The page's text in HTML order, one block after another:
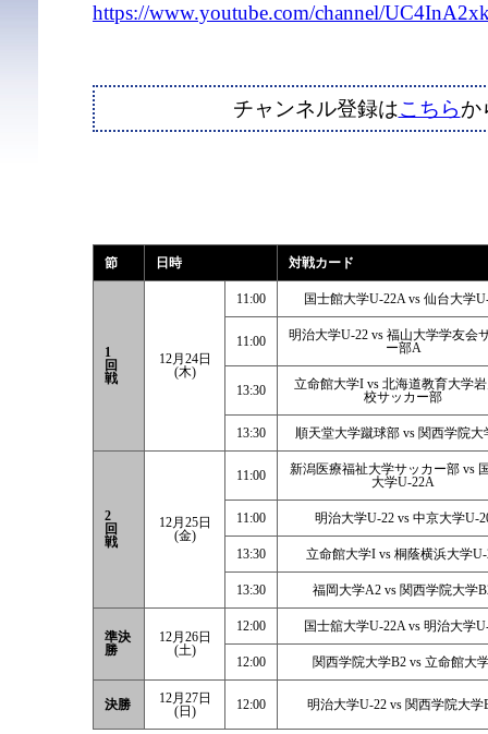
https://www.youtube.com/channel/
チャンネル登録はこちらか
節 日時 対戦カード
1
回
戦
12月24日
(木)
11:00 国士館大学U-22A vs 仙台大学
11:00
明治大学U-22 vs 福山大学学友会
ー部A
13:30
立命館大学I vs 北海道教育大学
校サッカー部
13:30 順天堂大学蹴球部 vs 関西学院大
2
回
戦
12月25日
(金)
11:00
新潟医療福祉大学サッカー部 vs
大学U-22A
11:00 明治大学U-22 vs 中京大学U-
13:30 立命館大学I vs 桐蔭横浜大学U-
13:30 福岡大学A2 vs 関西学院大学
準決
勝
12月26日
(土)
12:00 国士舘大学U-22A vs 明治大学
12:00 関西学院大学B2 vs 立命館大
決勝
12月27日
(日)
12:00 明治大学U-22 vs 関西学院大学